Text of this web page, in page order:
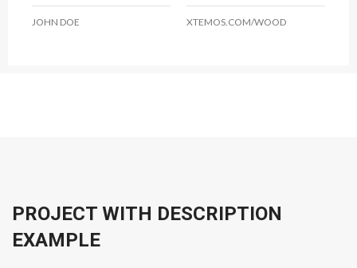
JOHN DOE XTEMOS.COM/WOOD
PROJECT WITH DESCRIPTION
EXAMPLE